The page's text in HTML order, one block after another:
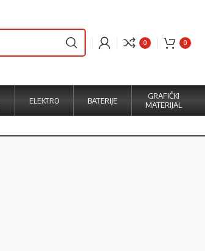
0 0
ELEKTRO BATERIJE
GRAFIČKI
MATERIJAL